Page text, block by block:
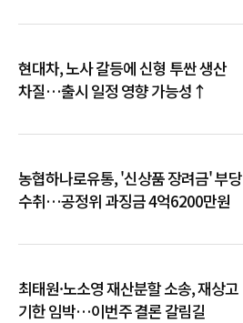
현대차, 노사 갈등에 신형 투싼 생산
차질…출시 일정 영향 가능성↑
농협하나로유통, '신상품 장려금' 부당
수취…공정위 과징금 4억6200만원
최태원·노소영 재산분할 소송, 재상고
기한 임박…이번주 결론 갈림길